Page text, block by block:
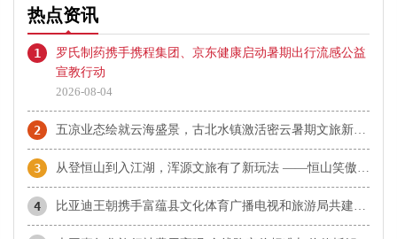
热点资讯
1
罗氏制药携手携程集团、京东健康启动暑期出行流感公益
宣教行动
2026-08-04
2
3
4